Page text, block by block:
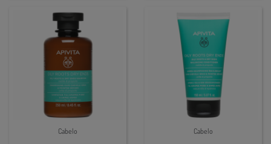
Cabelo Cabelo